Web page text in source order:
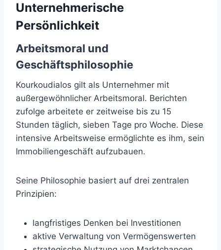
Unternehmerische
Persönlichkeit
Arbeitsmoral und
Geschäftsphilosophie
Kourkoudialos gilt als Unternehmer mit
außergewöhnlicher Arbeitsmoral. Berichten
zufolge arbeitete er zeitweise bis zu 15
Stunden täglich, sieben Tage pro Woche. Diese
intensive Arbeitsweise ermöglichte es ihm, sein
Immobiliengeschäft aufzubauen.
Seine Philosophie basiert auf drei zentralen
Prinzipien:
langfristiges Denken bei Investitionen
aktive Verwaltung von Vermögenswerten